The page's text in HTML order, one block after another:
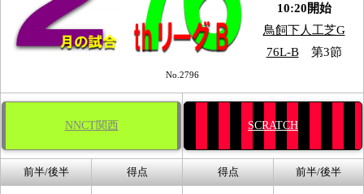
10:20開始
鳥飼下人工芝G
76L-B第3節
No.2796
NNCT関西 SCRATCH
前半/後半 得点 得点 前半/後半